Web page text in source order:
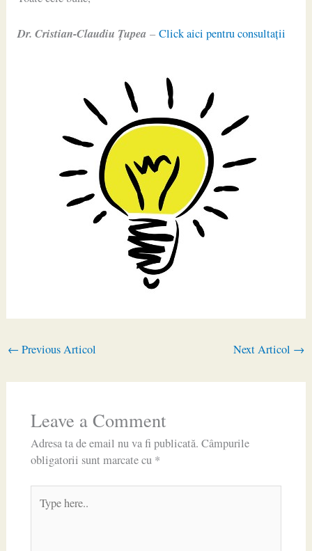
Dr. Cristian-Claudiu Ţupea –Click aici pentru consultaţii
← Previous Articol Next Articol →
Leave a Comment
Adresa ta de email nu va fi publicată. Câmpurile
obligatorii sunt marcate cu *
here..